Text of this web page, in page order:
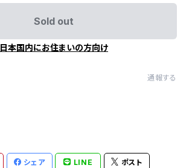
Sold out
日本国内にお住まいの方向け
通報する
シェア LINE ポスト